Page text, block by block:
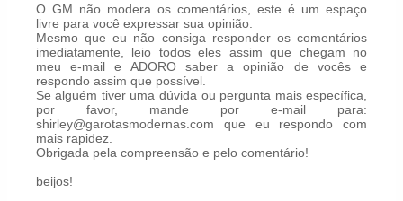
O GM não modera os comentários, este é um espaço
livre para você expressar sua opinião.
Mesmo que eu não consiga responder os comentários
imediatamente, leio todos eles assim que chegam no
meu e-mail e ADORO saber a opinião de vocês e
respondo assim que possível.
Se alguém tiver uma dúvida ou pergunta mais específica,
por favor, mande por e-mail para:
shirley@garotasmodernas.com que eu respondo com
mais rapidez.
Obrigada pela compreensão e pelo comentário!
beijos!